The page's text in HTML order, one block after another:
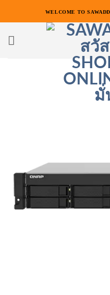
เนื้อหา
WELCOME TO